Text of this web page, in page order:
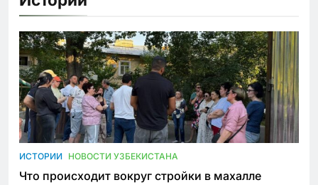
ИСТОРИИ НОВОСТИ УЗБЕКИСТАНА
Что происходит вокруг стройки в махалле